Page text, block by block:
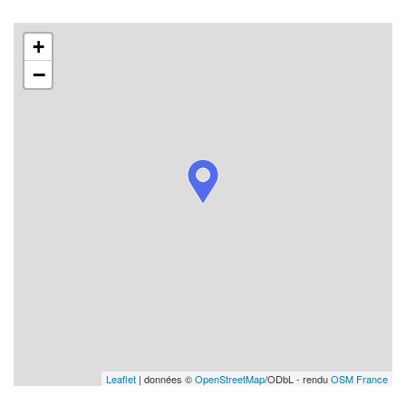
+
−
Leaflet | données ©OpenStreetMap/ODbL - renduOSM France